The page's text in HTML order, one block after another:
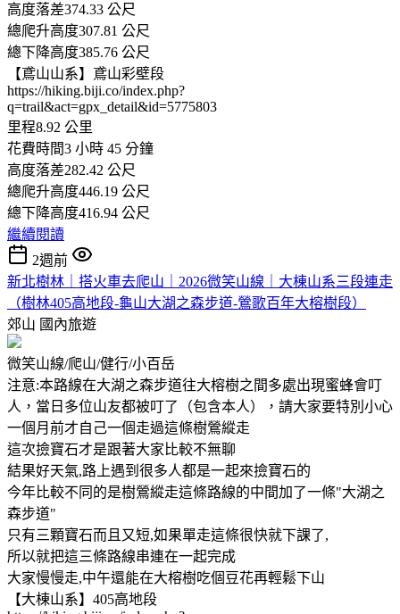
高度落差374.33 公尺
總爬升高度307.81 公尺
總下降高度385.76 公尺
【鳶山山系】鳶山彩壁段
https://hiking.biji.co/index.php?
q=trail&act=gpx_detail&id=5775803
里程8.92 公里
花費時間3 小時 45 分鐘
高度落差282.42 公尺
總爬升高度446.19 公尺
總下降高度416.94 公尺
繼續閱讀
2週前
新北樹林｜搭火車去爬山｜2026微笑山線｜大棟山系三段連走
（樹林405高地段-龜山大湖之森步道-鶯歌百年大榕樹段）
郊山 國內旅遊
微笑山線/爬山/健行/小百岳
注意:本路線在大湖之森步道往大榕樹之間多處出現蜜蜂會叮
人，當日多位山友都被叮了（包含本人），請大家要特別小心
一個月前才自己一個走過這條樹鶯縱走
這次撿寶石才是跟著大家比較不無聊
結果好天氣,路上遇到很多人都是一起來撿寶石的
今年比較不同的是樹鶯縱走這條路線的中間加了一條"大湖之
森步道"
只有三顆寶石而且又短,如果單走這條很快就下課了,
所以就把這三條路線串連在一起完成
大家慢慢走,中午還能在大榕樹吃個豆花再輕鬆下山
【大棟山系】405高地段